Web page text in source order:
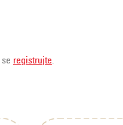
registrujte.